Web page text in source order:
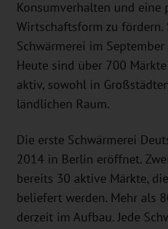
Konsumverhalten und eine
Wirtschaftsform zu fördern.
Schwärmerei im
Heute sind über 700
aktiv, sowohl in
ländlichen Raum.
Die erste Schwärmerei
2014 in Berlin eröffnet.
bereits 30 aktive Märkte,
beliefert werden. Mehr als
derzeit im Aufbau. Jede